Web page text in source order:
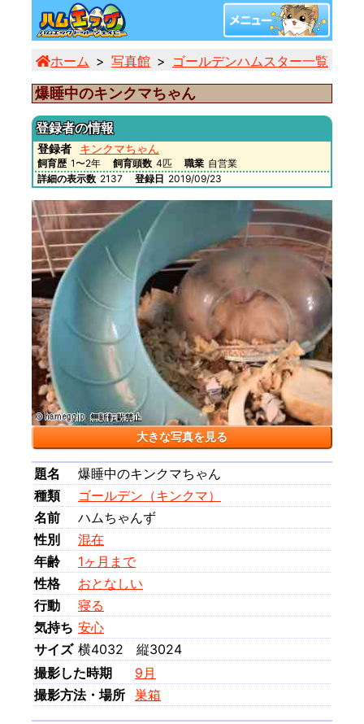
ホーム 写真館 ゴールデンハムスター一覧
爆睡中のキンクマちゃん
登録者の情報
登録者 キンクマちゃん
飼育歴 1〜2年 飼育頭数 4匹 職業 自営業
詳細の表示数 2137 登録日 2019/09/23
大きな写真を見る
題名
爆睡中のキンクマちゃん
種類
ゴールデン（キンクマ）
名前
ハムちゃんず
性別
混在
年齢
1ヶ月まで
性格
おとなしい
行動
寝る
気持ち 安心
サイズ 横4032 縦3024
撮影した時期
9月
撮影方法・場所 巣箱